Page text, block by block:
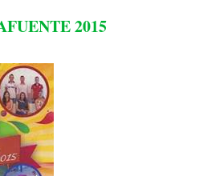
2015